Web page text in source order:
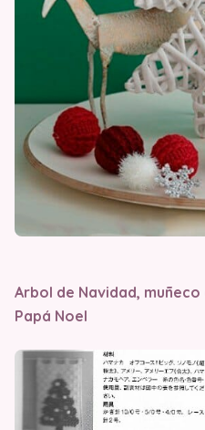
Arbol de Navidad,
Papá Noel